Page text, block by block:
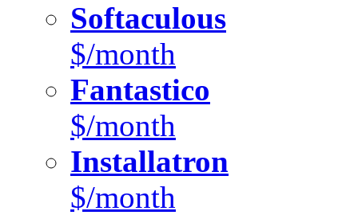
Softaculous
$/month
Fantastico
$/month
Installatron
$/month